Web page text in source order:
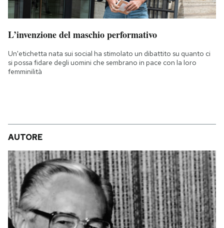
L’invenzione del maschio performativo
Un'etichetta nata sui social ha stimolato un dibattito su quanto ci
si possa fidare degli uomini che sembrano in pace con la loro
femminilità
AUTORE